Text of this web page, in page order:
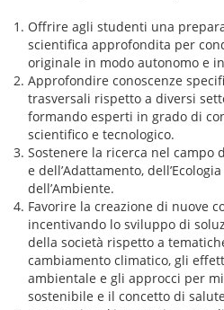
Offrire agli studenti una
scientifica approfondita per
originale in modo autonomo e
Approfondire conoscenze
trasversali rispetto a diversi
formando esperti in grado di
scientifico e tecnologico.
Sostenere la ricerca nel campo
e dell’Adattamento,
dell’Ambiente.
Favorire la creazione di nuove
incentivando lo sviluppo di
della società rispetto a
cambiamento climatico, gli
ambientale e gli approcci per
sostenibile e il concetto di